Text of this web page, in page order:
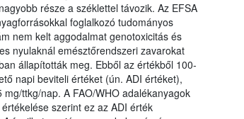
része a széklettel távozik. Az EFSA
foglalkozó tudományos
nem kelt aggodalmat genotoxicitás és
nyulaknál emésztőrendszeri zavarokat
állapították meg. Ebből az értékből 100-
napi beviteli értéket (ún. ADI értéket),
ttkg/nap. A FAO/WHO adalékanyagok
szerint ez az ADI érték